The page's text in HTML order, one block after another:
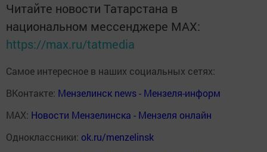
Читайте новости Татарстана в
национальном мессенджере MАХ:
https://max.ru/tatmedia
Самое интересное в наших социальных сетях:
ВКонтакте: Мензелинск news - Мензеля-информ
MAX: Новости Мензелинска - Мензеля онлайн
Одноклассники: ok.ru/menzelinsk